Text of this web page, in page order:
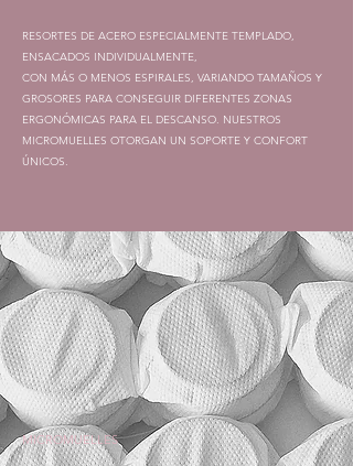
RESORTES DE ACERO ESPECIALMENTE TEMPLADO,
ENSACADOS INDIVIDUALMENTE,
CON MÁS O MENOS ESPIRALES, VARIANDO TAMAÑOS Y
GROSORES PARA CONSEGUIR DIFERENTES ZONAS
ERGONÓMICAS PARA EL DESCANSO. NUESTROS
MICROMUELLES OTORGAN UN SOPORTE Y CONFORT
ÚNICOS.
MICROMUELLES